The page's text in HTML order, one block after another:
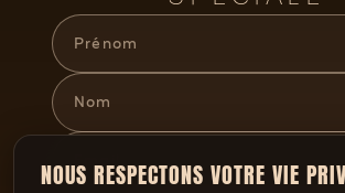
NOUS RESPECTONS VOTRE VIE